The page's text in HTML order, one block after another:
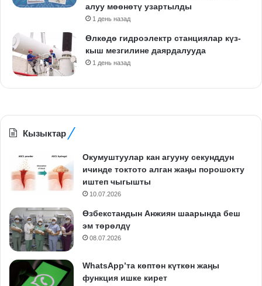
алуу мөөнөтү узартылды
1 день назад
Өлкөдө гидроэлектр станциялар күз-
кыш мезгилине даярдалууда
1 день назад
Кызыктар
Окумуштуулар кан агууну секунддун
ичинде токтото алган жаңы порошокту
иштеп чыгышты
10.07.2026
Өзбекстандын Анжиян шаарында беш
эм төрөлдү
08.07.2026
WhatsApp’та көптөн күткөн жаңы
функция ишке кирет